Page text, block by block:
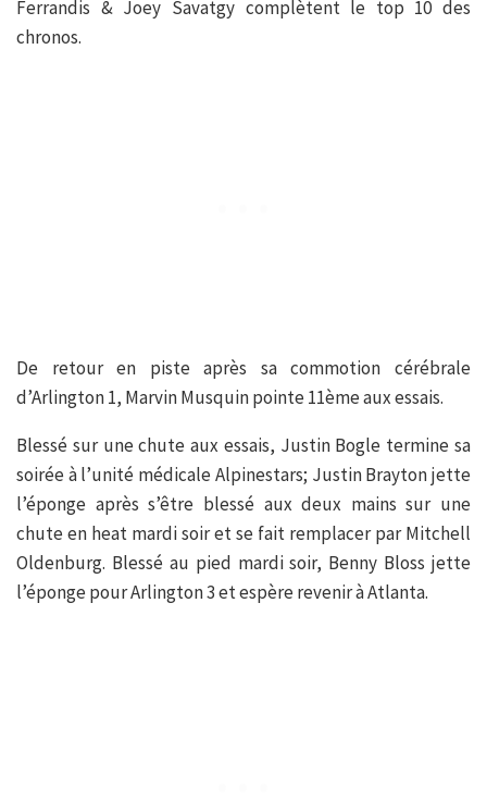
Ferrandis & Joey Savatgy complètent le top 10 des
chronos.
De retour en piste après sa commotion cérébrale
d’Arlington 1, Marvin Musquin pointe 11ème aux essais.
Blessé sur une chute aux essais, Justin Bogle termine sa
soirée à l’unité médicale Alpinestars; Justin Brayton jette
l’éponge après s’être blessé aux deux mains sur une
chute en heat mardi soir et se fait remplacer par Mitchell
Oldenburg. Blessé au pied mardi soir, Benny Bloss jette
l’éponge pour Arlington 3 et espère revenir à Atlanta.